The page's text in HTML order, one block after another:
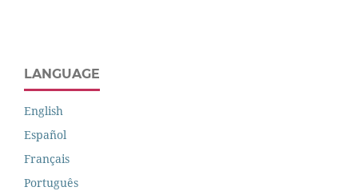
LANGUAGE
English
Español
Français
Português